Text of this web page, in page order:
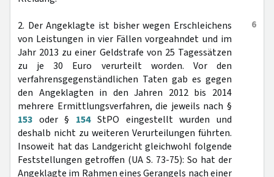
6
2. Der Angeklagte ist bisher wegen Erschleichens
von Leistungen in vier Fällen vorgeahndet und im
Jahr 2013 zu einer Geldstrafe von 25 Tagessätzen
zu je 30 Euro verurteilt worden. Vor den
verfahrensgegenständlichen Taten gab es gegen
den Angeklagten in den Jahren 2012 bis 2014
mehrere Ermittlungsverfahren, die jeweils nach §
153 oder § 154StPO eingestellt wurden und
deshalb nicht zu weiteren Verurteilungen führten.
Insoweit hat das Landgericht gleichwohl folgende
Feststellungen getroffen (UA S. 73-75): So hat der
Angeklagte im Rahmen eines Gerangels nach einer